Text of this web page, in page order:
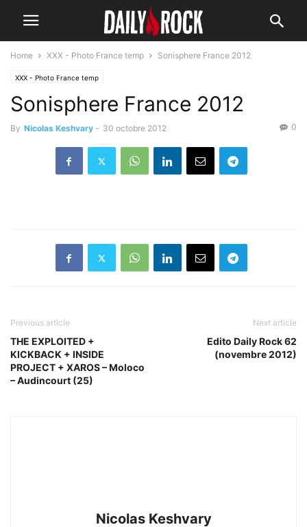
Home XXX - Photo France temp Sonisphere France 2012
XXX - Photo France temp
Sonisphere France 2012
By Nicolas Keshvary - 30 octobre 2012 0
Previous article
THE EXPLOITED +
KICKBACK + INSIDE
PROJECT + XAROS – Moloco
– Audincourt (25)
Next article
Edito Daily Rock 62
(novembre 2012)
Nicolas Keshvary